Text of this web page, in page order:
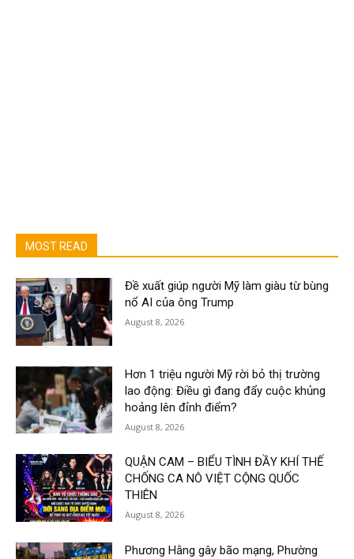
MOST READ
Đề xuất giúp người Mỹ làm giàu từ bùng
nổ AI của ông Trump
August 8, 2026
Hơn 1 triệu người Mỹ rời bỏ thị trường
lao động: Điều gì đang đẩy cuộc khủng
hoảng lên đỉnh điểm?
August 8, 2026
QUẬN CAM – BIỂU TÌNH ĐẦY KHÍ THẾ
CHỐNG CA NÔ VIỆT CỘNG QUỐC
THIÊN
August 8, 2026
Phương Hằng gây bão mạng, Phường